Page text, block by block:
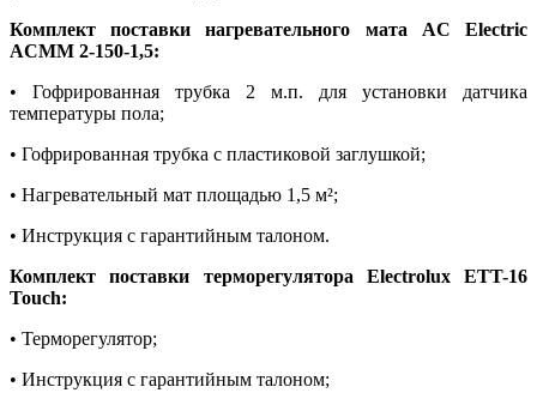
Комплект поставки нагревательного мата AC Electric
ACMM 2-150-1,5:
• Гофрированная трубка 2 м.п. для установки датчика
температуры пола;
• Гофрированная трубка с пластиковой заглушкой;
• Нагревательный мат площадью 1,5 м²;
• Инструкция с гарантийным талоном.
Комплект поставки терморегулятора Electrolux ETT-16
Touch:
• Терморегулятор;
• Инструкция с гарантийным талоном;